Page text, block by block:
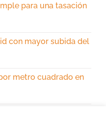
para una tasación
con mayor subida del
metro cuadrado en